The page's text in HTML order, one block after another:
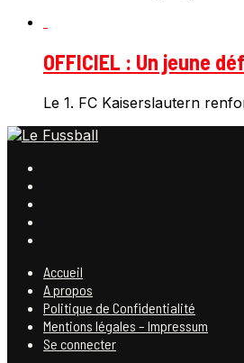
OFFICIEL : Un jeune
Le 1. FC Kaiserslautern
Accueil
A propos
Politique de Confidentialité
Mentions légales – Impressum
Se connecter